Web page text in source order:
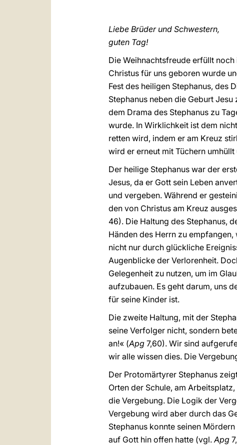
Liebe Brüder und Schwestern,
guten Tag!
Die Weihnachtsfreude erfüllt
Christus für uns geboren wurde
Fest des heiligen Stephanus, des
Stephanus neben die Geburt
dem Drama des Stephanus zu
wurde. In Wirklichkeit ist dem
retten wird, indem er am Kreuz
wird er erneut mit Tüchern
Der heilige Stephanus war der
Jesus, da er Gott sein Leben
und vergeben. Während er
den von Christus am Kreuz
46). Die Haltung des Stephanus,
Händen des Herrn zu
nicht nur durch glückliche
Augenblicke der Verlorenheit.
Gelegenheit zu nutzen, um im
aufzubauen. Es geht darum, uns
für seine Kinder ist.
Die zweite Haltung, mit der
seine Verfolger nicht, sondern
an!« (Apg 7,60). Wir sind
wir alle wissen dies. Die
Der Protomärtyrer Stephanus
Orten der Schule, am
die Vergebung. Die Logik der
Vergebung wird aber durch das
Stephanus konnte seinen
auf Gott hin offen hatte (vgl.Apg